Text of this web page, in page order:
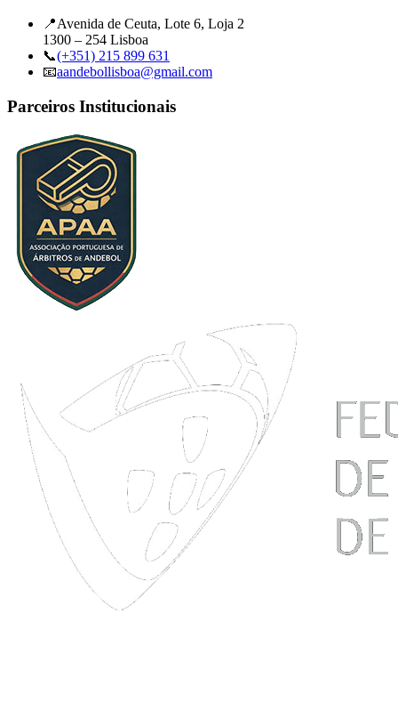
📍Avenida de Ceuta, Lote 6, Loja 2
1300 – 254 Lisboa
📞(+351) 215 899 631
📧aandebollisboa@gmail.com
Parceiros Institucionais